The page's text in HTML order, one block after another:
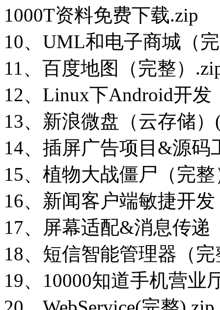
1000T资料免费下载.zip
10、UML和电子商城（
11、百度地图（完整）
12、Linux下Android开发
13、新浪微盘（云存储
14、插屏广告项目&源码
15、植物大战僵尸（完整
16、新闻客户端敏捷开
17、屏幕适配&消息传递
18、短信智能管理器（
19、10000知道手机营业